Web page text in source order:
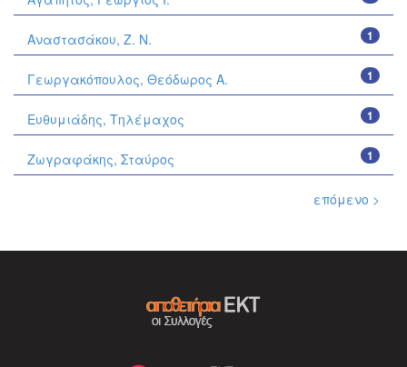
1
Αναστασάκου, Ζ. Ν.
1
Γεωργακόπουλος, Θεόδωρος Α.
1
Ευθυμιάδης, Τηλέμαχος
1
Ζωγραφάκης, Σταύρος
επόμενο >